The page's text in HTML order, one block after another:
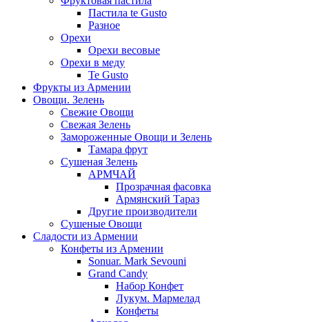
Пастила te Gusto
Разное
Орехи
Орехи весовые
Орехи в меду
Te Gusto
Фрукты из Армении
Овощи. Зелень
Свежие Овощи
Свежая Зелень
Замороженные Овощи и Зелень
Тамара фрут
Сушеная Зелень
АРМЧАЙ
Прозрачная фасовка
Армянский Тараз
Другие производители
Сушеные Овощи
Сладости из Армении
Конфеты из Армении
Sonuar. Mark Sevouni
Grand Candy
Набор Конфет
Лукум. Мармелад
Конфеты